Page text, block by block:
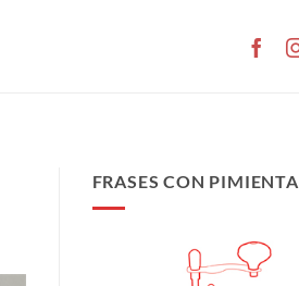
FRASES CON PIMIENTA